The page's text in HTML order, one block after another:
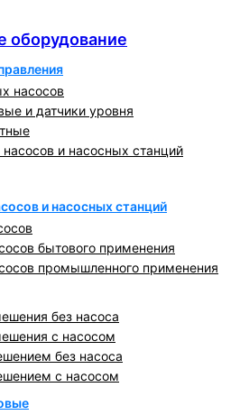
оборудование
насосов
и датчики уровня
и насосных станций
и насосных станций
бытового применения
промышленного применения
без насоса
с насосом
без насоса
с насосом